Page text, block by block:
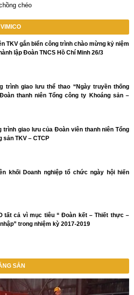
chéo
TKV gắn biển công trình chào mừng kỷ niệm
lập Đoàn TNCS Hồ Chí Minh 26/3
trình giao lưu thể thao “Ngày truyền thống
thanh niên Tổng công ty Khoáng sản –
trình giao lưu của Đoàn viên thanh niên Tổng
sản TKV – CTCP
khối Doanh nghiệp tổ chức ngày hội hiến
tất cả vì mục tiêu “ Đoàn kết – Thiết thực –
trong nhiệm kỳ 2017-2019
SẢN